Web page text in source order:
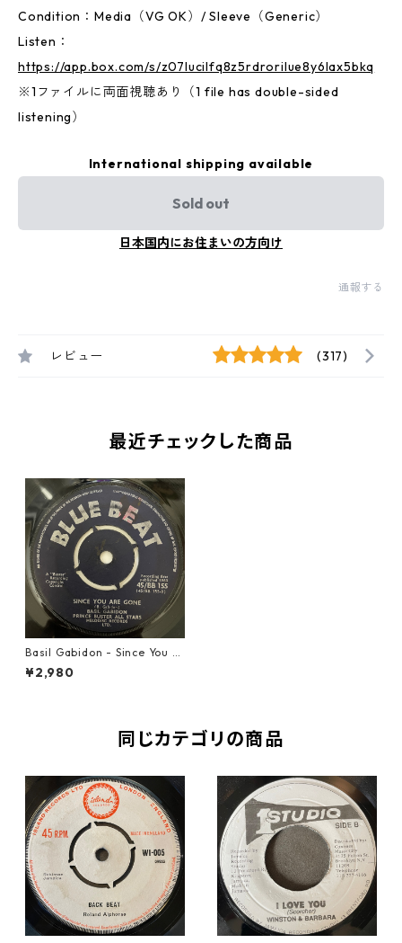
Condition：Media（VG OK）/ Sleeve（Generic）
Listen：
https://app.box.com/s/z07lucilfq8z5rdrorilue8y6lax5bkq
※1ファイルに両面視聴あり（1 file has double-sided
listening）
International shipping available
Sold out
日本国内にお住まいの方向け
通報する
レビュー (317)
最近チェックした商品
Basil Gabidon - Since You A
re Gone【7-20947】
¥2,980
同じカテゴリの商品